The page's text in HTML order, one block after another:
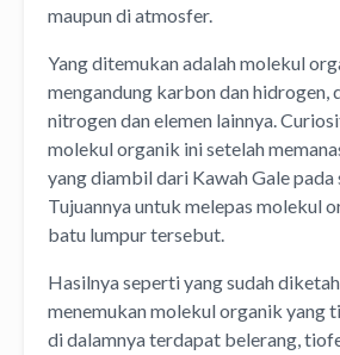
maupun di atmosfer.
Yang ditemukan adalah molekul
mengandung karbon dan hidrogen,
nitrogen dan elemen lainnya.
molekul organik ini setelah
yang diambil dari Kawah Gale pada
Tujuannya untuk melepas molekul
batu lumpur tersebut.
Hasilnya seperti yang sudah
menemukan molekul organik yang
di dalamnya terdapat belerang,